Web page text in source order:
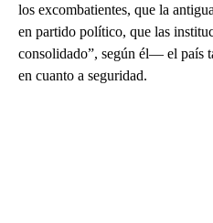
los excombatientes, que la
en partido político, que las
consolidado”, según él— el país
en cuanto a seguridad.